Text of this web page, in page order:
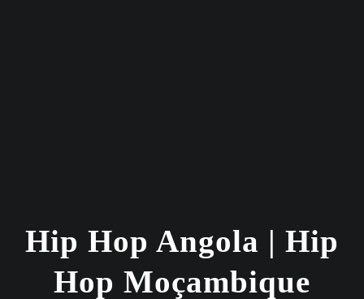
Hip Hop Angola | Hip
Hop Moçambique